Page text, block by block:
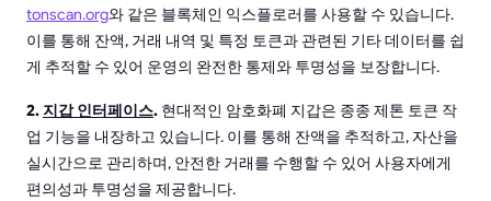
tonscan.org와 같은 블록체인 익스플로러를 사용할 수 있습니다.
이를 통해 잔액, 거래 내역 및 특정 토큰과 관련된 기타 데이터를 쉽
게 추적할 수 있어 운영의 완전한 통제와 투명성을 보장합니다.
2. 지갑 인터페이스. 현대적인 암호화폐 지갑은 종종 제톤 토큰 작
업 기능을 내장하고 있습니다. 이를 통해 잔액을 추적하고, 자산을
실시간으로 관리하며, 안전한 거래를 수행할 수 있어 사용자에게
편의성과 투명성을 제공합니다.